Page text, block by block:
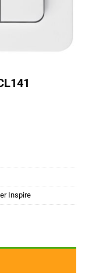
Inspire